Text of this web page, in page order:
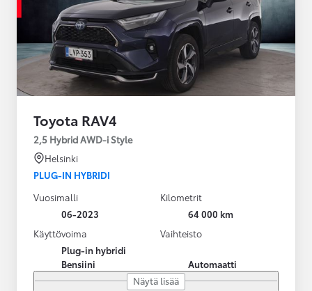
Toyota RAV4
2,5 Hybrid AWD-i Style
Helsinki
PLUG-IN HYBRIDI
Vuosimalli
06-2023
Kilometrit
64 000 km
Käyttövoima
Plug-in hybridi
Bensiini
Vaihteisto
Automaatti
Näytä lisää